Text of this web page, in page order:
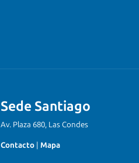
Sede Santiago
Av. Plaza 680, Las Condes
Contacto Mapa